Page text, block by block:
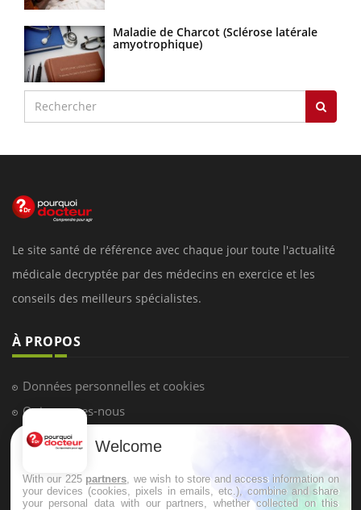
Maladie de Charcot (Sclérose latérale
amyotrophique)
Le site santé de référence avec chaque jour toute l'actualité
médicale decryptée par des médecins en exercice et les
conseils des meilleurs spécialistes.
À PROPOS
Données personnelles et cookies
Qui sommes-nous
Conditions d'utilisation
Mentions Légales
Welcome
With our 225 partners , we wish to store and access information on
your devices (cookies, pixels in emails, etc.), combine and share
your personal data with our partners, whether collected on this